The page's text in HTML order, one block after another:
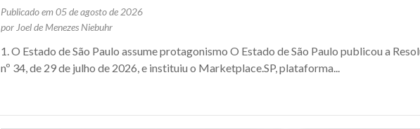
Publicado em 05 de agosto de 2026
por Joel de Menezes Niebuhr
1. O Estado de São Paulo assume protagonismo O Estado de São Paulo publicou a
nº 34, de 29 de julho de 2026, e instituiu o Marketplace.SP, plataforma...